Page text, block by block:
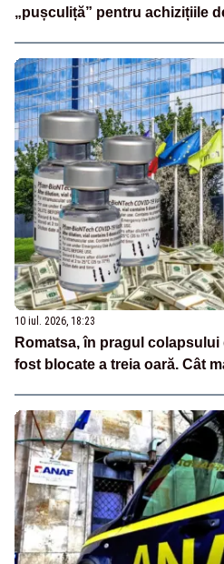
„pușculiță” pentru achizițiile
10 iul. 2026, 18:23
Romatsa, în pragul
fost blocate a treia oară. Cât